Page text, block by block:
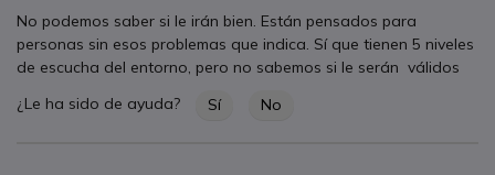
No podemos saber si le irán bien. Están pensados para
personas sin esos problemas que indica. Sí que tienen 5 niveles
de escucha del entorno, pero no sabemos si le serán válidos
¿Le ha sido de ayuda?
Sí No